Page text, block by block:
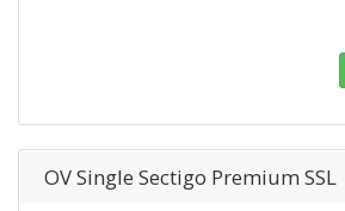
OV Single Sectigo Premium SSL